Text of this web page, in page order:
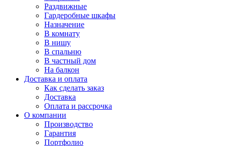
Раздвижные
Гардеробные шкафы
Назначение
В комнату
В нишу
В спальню
В частный дом
На балкон
Доставка и оплата
Как сделать заказ
Доставка
Оплата и рассрочка
О компании
Производство
Гарантия
Портфолио